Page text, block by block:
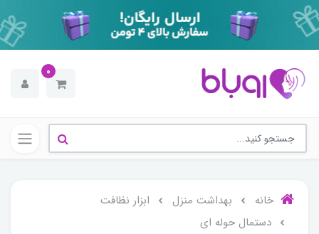
0
خانه بهداشت منزل
ابزار نظافت
دستمال حوله ای